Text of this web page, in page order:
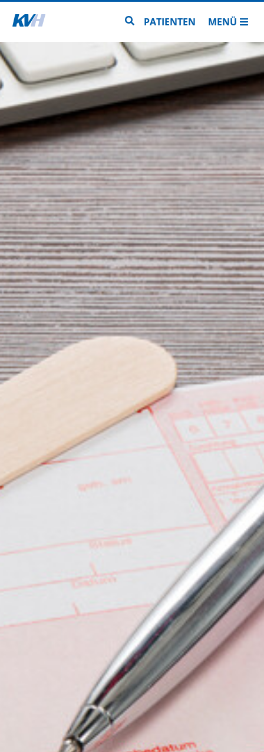
Zur Startseite Zur Seitensuche
PATIENTEN MENÜ